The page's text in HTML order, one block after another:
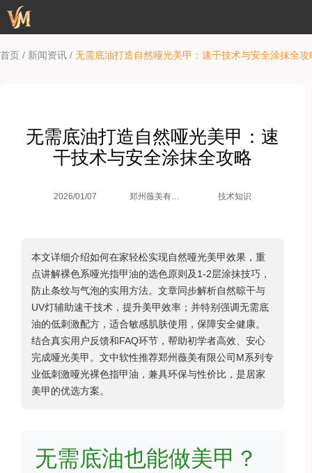
首页 / 新闻资讯 / 无需底油打造自然哑光美甲：速干技术与安全涂抹全攻
无需底油打造自然哑光美甲：速
干技术与安全涂抹全攻略
2026/01/07
郑州薇美有限
技术知识
本文详细介绍如何在家轻松实现自然哑光美甲效果，重
点讲解裸色系哑光指甲油的选色原则及1-2层涂抹技巧，
防止条纹与气泡的实用方法。文章同步解析自然晾干与
UV灯辅助速干技术，提升美甲效率；并特别强调无需底
油的低刺激配方，适合敏感肌肤使用，保障安全健康。
结合真实用户反馈和FAQ环节，帮助初学者高效、安心
完成哑光美甲。文中软性推荐郑州薇美有限公司M系列专
业低刺激哑光裸色指甲油，兼具环保与性价比，是居家
美甲的优选方案。
无需底油也能做美甲？